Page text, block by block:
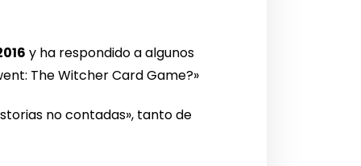
y ha respondido a algunos
The Witcher Card Game?»
no contadas», tanto de